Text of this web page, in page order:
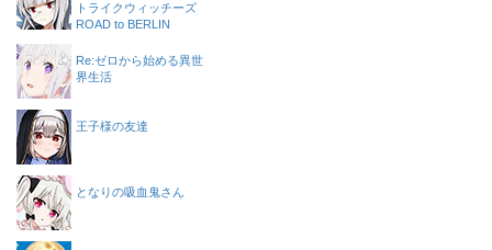
トライクウィッチーズ
ROAD to BERLIN
Re:ゼロから始める異世
界生活
王子様の友達
となりの吸血鬼さん